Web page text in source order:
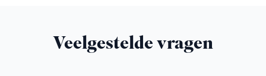
Veelgestelde vragen